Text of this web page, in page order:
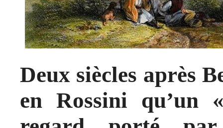
Deux siècles après
en Rossini qu’un